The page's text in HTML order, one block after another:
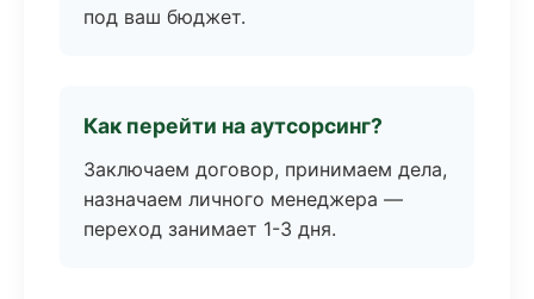
под ваш бюджет.
Как перейти на аутсорсинг?
Заключаем договор, принимаем дела,
назначаем личного менеджера —
переход занимает 1-3 дня.